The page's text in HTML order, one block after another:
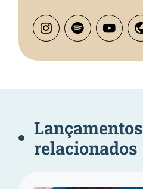
Lançamentos
relacionados